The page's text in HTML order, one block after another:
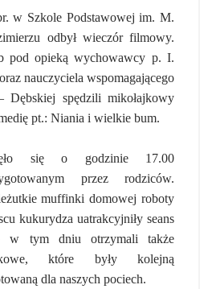
w Szkole Podstawowej im. M.
odbył wieczór filmowy.
pod opieką wychowawcy p. I.
nauczyciela wspomagającego
spędzili mikołajkowy
pt.: Niania i wielkie bum.
się o godzinie 17.00
przez rodziców.
muffinki domowej roboty
kukurydza uatrakcyjniły seans
w tym dniu otrzymali także
które były kolejną
dla naszych pociech.